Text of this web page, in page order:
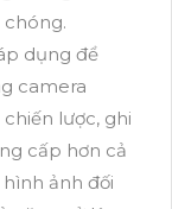
chóng.
dụng để
camera
lược, ghi
cấp hơn cả
ảnh đối